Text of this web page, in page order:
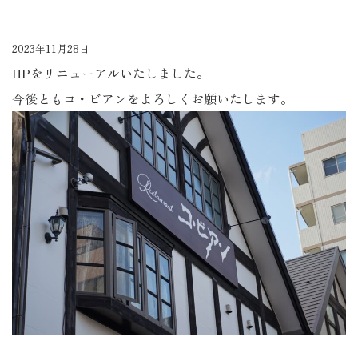
2023年11月28日
HPをリニューアルいたしました。
今後ともコ・ビアンをよろしくお願いたします。